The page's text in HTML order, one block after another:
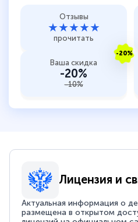
Отзывы
★★★★★
прочитать
-20%
Ваша скидка
-20%
-10%
Лицензия и
Актуальная информация о
размещена в открытом